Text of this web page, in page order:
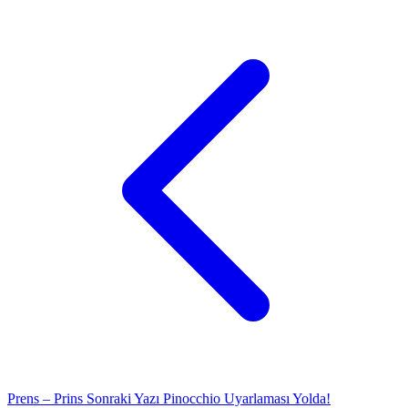
Prens – Prins Sonraki Yazı Pinocchio Uyarlaması Yolda!